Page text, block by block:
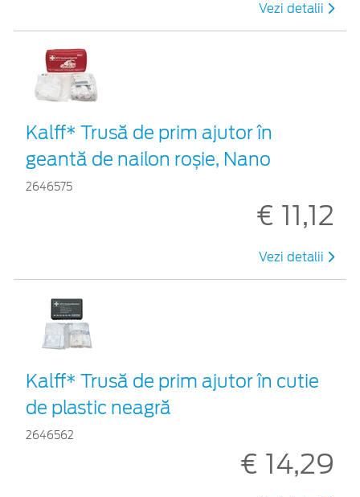
Vezi detalii
Kalff* Trusă de prim ajutor în
geantă de nailon roșie, Nano
2646575
€ 11,12
Vezi detalii
Kalff* Trusă de prim ajutor în cutie
de plastic neagră
2646562
€ 14,29